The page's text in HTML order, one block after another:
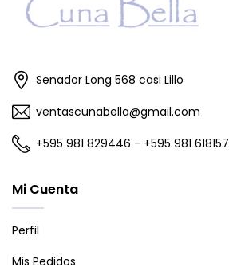
Senador Long 568 casi Lillo
ventascunabella@gmail.com
+595 981 829446 - +595 981 618157
Mi Cuenta
Perfil
Mis Pedidos